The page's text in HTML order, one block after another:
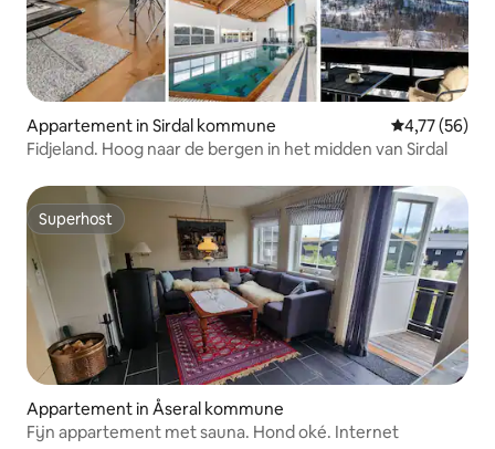
Appartement in Sirdal kommune Gemiddelde
4,77 (56)
Fidjeland. Hoog naar de bergen in het midden van Sirdal
Superhost
Superhost
Appartement in Åseral kommune
Fijn appartement met sauna. Hond oké. Internet